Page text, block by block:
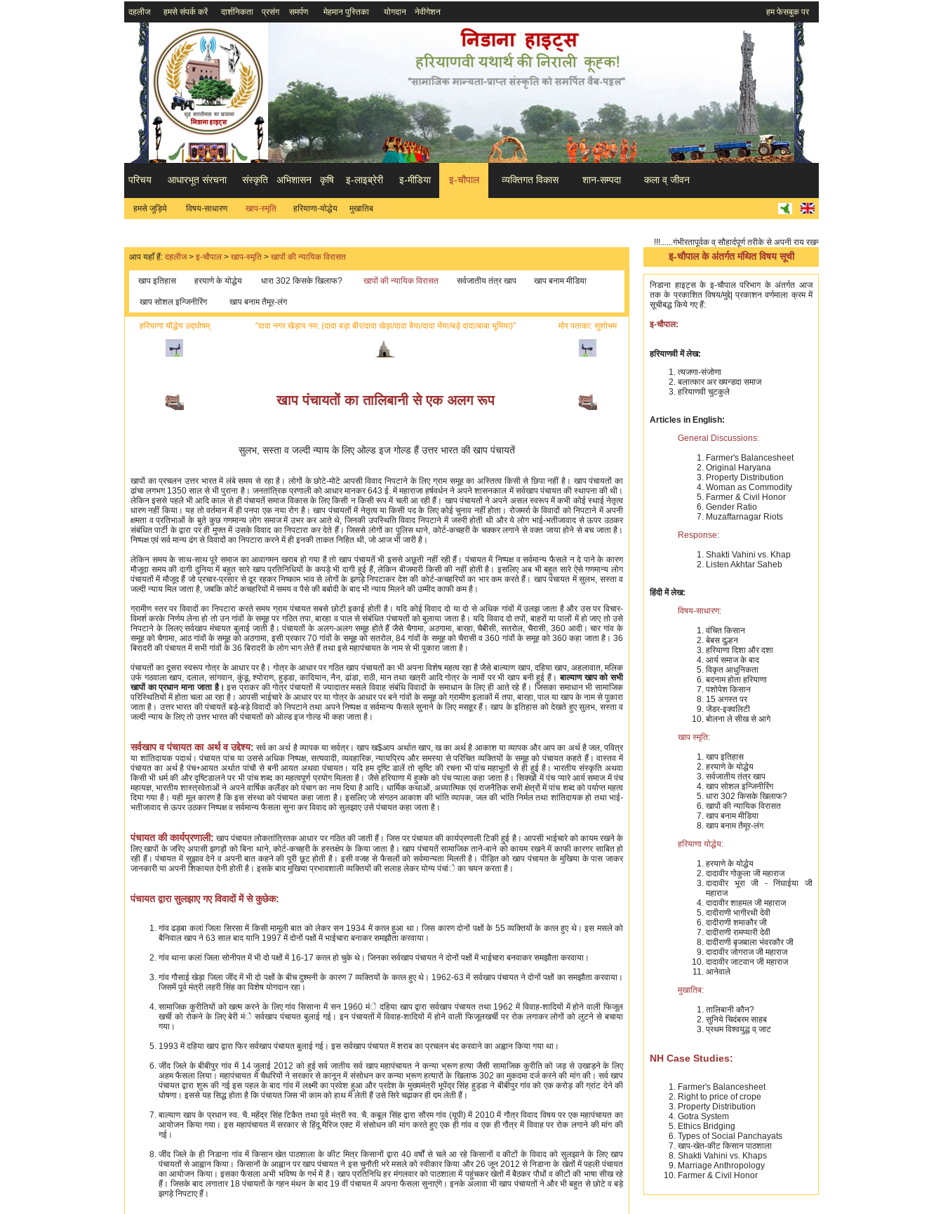
दहलीज हमसे संपर्क करें दार्शनिकता प्रसंग समर्पण मेहमान पुस्तिका योगदान नेवीगेशन हम फेसबुक पर
परिचय आधारभूत संरचना संस्कृति अभिशासन कृषि इ-लाइब्रेरी इ-मीडिया इ-चौपाल व्यक्तिगत विकास शान-सम्पदा कला व् जीवन
हमसे जुड़िये विषय-साधारण खाप-स्मृति हरियाणा-योद्धेय मुखातिब
!!!......गंभीरतापूर्वक व् सौहार्दपूर्ण तरीके से अपनी राय रखना - बनाना, दूसरों की राय सुनना - बनने देना,
आप यहाँ हैं: दहलीज > इ-चौपाल > खाप-स्मृति > खापों की न्यायिक विरासत
खाप इतिहास हरयाणे के योद्धेय धारा 302 किसके खिलाफ? खापों की न्यायिक विरासत सर्वजातीय तंत्र खाप खाप बनाम मीडिया
खाप सोशल इन्जिनीरिंग खाप बनाम तैमूर-लंग
हरियाणा यौद्धेय उद्घोषम् "दादा नगर खेड़ाय नम: (दादा बड़ा बीर/दादा खेड़ा/दादा बैया/दादा भैया/बड़े दादा/बाबा भूमिया)" मोर पताका: सुशोभम
खाप पंचायतों का तालिबानी से एक अलग रूप
सुलभ, सस्ता व जल्दी न्याय के लिए ओल्ड इज गोल्ड हैं उत्तर भारत की खाप पंचायतें
खापों का प्रचलन उत्तर भारत में लंबे समय से रहा है। लोगों के छोटे-मोटे आपसी विवाद निपटाने के लिए ग्राम समूह का अस्तित्व किसी से छिपा नहीं है। खाप पंचायतों का
ढांचा लगभग 1350 साल से भी पुराना है। जनतांत्रिक प्रणाली को आधार मानकर 643 ई. में महाराजा हर्षवर्धन ने अपने शासनकाल में सर्वखाप पंचायत की स्थापना की थी।
लेकिन इससे पहले भी आदि काल से ही पंचायतें समाज विकास के लिए किसी न किसी रूप में चली आ रही हैं। खाप पंचायतों ने अपने असल स्वरूप में कभी कोई स्थाई नेतृत्व
धारण नहीं किया। यह तो वर्तमान में ही पनपा एक नया रोग है। खाप पंचायतों में नेतृत्व या किसी पद के लिए कोई चुनाव नहीं होता। रोजमर्रा के विवादों को निपटाने में अपनी
क्षमता व प्रतिभाओं के बुते कुछ गणमान्य लोग समाज में उभर कर आते थे, जिनकी उपस्थिति विवाद निपटाने में जरुरी होती थी और ये लोग भाई-भतीजावाद से ऊपर उठकर
संबंधित पार्टी के द्वारा पर ही मुफ्त में उसके विवाद का निपटारा कर देते हैं। जिससे लोगों का पुलिस थाने, कोर्ट-कचहरी के चक्कर लगाने से वक्त जाया होने से बच जाता है।
निष्पक्ष एवं सर्व मान्य ढंग से विवादों का निपटारा करने में ही इनकी ताकत निहित थी, जो आज भी जारी है।
लेकिन समय के साथ-साथ पूरे समाज का आवागमन खराब हो गया है तो खाप पंचायतें भी इससे अछूती नहीं रही हैं। पंचायत में निष्पक्ष व सर्वमान्य फैसले न दे पाने के कारण
मौजूदा समय की दागी दुनिया में बहुत सारे खाप प्रतिनिधियों के कपड़े भी दागी हुई हैं, लेकिन बीजमारी किसी की नहीं होती है। इसलिए अब भी बहुत सारे ऐसे गणमान्य लोग
पंचायतों में मौजूद हैं जो प्रचार-प्रसार से दूर रहकर निष्काम भाव से लोगों के झगड़े निपटाकर देश की कोर्ट-कचहरियों का भार कम करते हैं। खाप पंचायत में सुलभ, सस्ता व
जल्दी न्याय मिल जाता है, जबकि कोर्ट कचहरियों में समय व पैसे की बर्बादी के बाद भी न्याय मिलने की उम्मीद काफी कम है।
ग्रामीण स्तर पर विवादों का निपटारा करते समय ग्राम पंचायत सबसे छोटी इकाई होती है। यदि कोई विवाद दो या दो से अधिक गांवों में उलझ जाता है और उस पर विचार-
विमर्श करके निर्णय लेना हो तो उन गांवों के समूह पर गठित तपा, बारहा व पाल से संबंधित पंचायतों को बुलाया जाता है। यदि विवाद दो तपों, बाहरों या पालों में हो जाए तो उसे
निपटाने के लिलए सर्वखाप मंचायत बुलाई जाती है। पंचायतों के अलग-अलग समूह होते हैं जैसे चैगामा, अठगामा, बारहा, चैबीसी, सतरोल, चैरासी, 360 आदी। चार गांव के
समूह को चैगामा, आठ गांवों के समूह को अठगामा, इसी प्रकार 70 गांवों के समूह को सतरोल, 84 गांवों के समूह को चैरासी व 360 गांवों के समूह को 360 कहा जाता है। 36
बिरादरी की पंचायत में सभी गांवों के 36 बिरादरी के लोग भाग लेते हैं तथा इसे महापंचायत के नाम से भी पुकारा जाता है।
पंचायतों का दूसरा स्वरूप गोत्र के आधार पर है। गोत्र के आधार पर गठित खाप पंचायतों का भी अपना विशेष महत्व रहा है जैसे बाल्याण खाप, दहिया खाप, अहलावात, मलिक
उर्फ गठवाला खाप, दलाल, सांगवान, कुंडू, श्योराण, हुड्डा, कादियान, नैन, ढांडा, राठी, मान तथा खत्री आदि गोत्र के नामों पर भी खाप बनी हुई हैं।बाल्याण खाप को सभी
खापों का प्रधान माना जाता है।इस प्राकर की गोत्र पंचायतों में ज्यादातर मसले विवाह संबंधि विवादों के समाधान के लिए ही आते रहे हैं। जिसका समाधान भी सामाजिक
परिस्थितियों में होता चला आ रहा है। आपसी भाईचारे के आधार पर या गोत्र के आधार पर बने गांवों के समूह को ग्रामीण इलाकों में तपा, बारहा, पाल या खाप के नाम से पुकारा
जाता है। उत्तर भारत की पंचायतें बड़े-बड़े विवादों को निपटाने तथा अपने निष्पक्ष व सर्वमान्य फैसले सुनाने के लिए मसहूर हैं। खाप के इतिहास को देखते हुए सुलभ, सस्ता व
जल्दी न्याय के लिए तो उत्तर भारत की पंचायतों को ओल्ड इज गोल्ड भी कहा जाता है।
सर्वखाप व पंचायत का अर्थ व उद्देश्य: सर्व का अर्थ है व्यापक या सर्वत्र। खाप ख$आप अर्थात खाप, ख का अर्थ है आकाश या व्यापक और आप का अर्थ है जल, पवित्र
या शांतिदायक पदार्थ। पंचायत पांच या उससे अधिक निष्पक्ष, सत्यवादी, व्यवहारिक, न्यायप्रिय और समस्या से परिचित व्यक्तियों के समूह को पंचायत कहते हैं। वास्तव में
पंचायत का अर्थ है पंच+आयत अर्थात पांचों से बनी आयत अथवा पंचायत। यदि हम दृष्टि डालें तो सृष्टि की रचना भी पांच महाभूतों से ही हुई है। भारतीय संस्कृति अथवा
किसी भी धर्म की और दृष्टिडालने पर भी पांच शब्द का महत्वपूर्ण प्रयोग मिलता है। जैसे हरियाणा में हुक्के को पंच प्याला कहा जाता है। सिक्खों में पंच प्यारे आर्य समाज में पंच
महायज्ञ, भारतीय शास्त्रवेताओं ने अपने वार्षिक कलैंडर को पंचाग का नाम दिया है आदि। धार्मिक कथाओं, अध्यात्मिक एवं राजनैतिक सभी क्षेत्रों में पांच शब्द को पर्याप्त महत्व
दिया गया है। यही मूल कारण है कि इस संस्था को पंचायत कहा जाता है। इसलिए जो संगठन आकाश की भांति व्यापक, जल की भांति निर्मल तथा शांतिदायक हो तथा भाई-
भतीजावाद से ऊपर उठकर निष्पक्ष व सर्वमान्य फैसला सुना कर विवाद को सुलझाए उसे पंचायत कहा जाता है।
पंचायत की कार्यप्रणाली: खाप पंचायत लोकतांत्रितक आधार पर गठित की जाती हैं। जिस पर पंचायत की कार्यप्रणाली टिकी हुई है। आपसी भाईचारे को कायम रखने के
लिए खापों के जरिए अपासी झगड़ों को बिना थाने, कोर्ट-कचहरी के हस्तक्षेप के किया जाता है। खाप पंचायतें सामाजिक ताने-बाने को कायम रखने में काफी कारगर साबित हो
रही हैं। पंचायत में सुझाव देने व अपनी बात कहने की पूरी छूट होती है। इसी वजह से फैसलों को सर्वमान्यता मिलती है। पीड़ित को खाप पंचायत के मुखिया के पास जाकर
जानकारी या अपनी शिकायत देनी होती है। इसके बाद मुखिया प्रभावशाली व्यक्तियों की सलाह लेकर योग्य पंचांे का चयन करता है।
पंचायत द्वारा सुलझाए गए विवादों में से कुछेक:
गांव ढड़बा कलां जिला सिरसा में किसी मामूली बात को लेकर सन 1934 में कत्ल हुआ था। जिस कारण दोनों पक्षों के 55 व्यक्तियों के कत्ल हुए थे। इस मसले को
बैनिवाल खाप ने 63 साल बाद यानि 1997 में दोनों पक्षों में भाईचारा बनाकर समझौता करवाया।
गांव थाना कलां जिला सोनीपत में भी दो पक्षों में 16-17 कत्ल हो चुके थे। जिनका सर्वखाप पंचायत ने दोनों पक्षों में भाईचारा बनवाकर समझौता करवाया।
गांव गौसाई खेड़ा जिला जींद में भी दो पक्षों के बीच दुश्मनी के कारण 7 व्यक्तियों के कत्ल हुए थे। 1962-63 में सर्वखाप पंचायत ने दोनों पक्षों का समझौता करवाया।
जिसमें पूर्व मंत्री लहरी सिंह का विशेष योगदान रहा।
सामाजिक कुरीतियों को खत्म करने के लिए गांव सिसाना में सन 1960 मंे दहिया खाप द्वारा सर्वखाप पंचायत तथा 1962 में विवाह-शादियों में होने वाली फिजूल
खर्ची को रोकने के लिए बेरी मंे सर्वखाप पंचायत बुलाई गई। इन पंचायतों में विवाह-शादियों में होने वाली फिजूलखर्ची पर रोक लगाकर लोगों को लुटने से बचाया
गया।
1993 में दहिया खाप द्वारा फिर सर्वखाप पंचायत बुलाई गई। इस सर्वखाप पंचायत में शराब का प्रचलन बंद करवाने का अह्वान किया गया था।
जींद जिले के बीबीपुर गांव में 14 जुलाई 2012 को हुई सर्व जातीय सर्व खाप महापंचायत ने कन्या भ्रूण हत्या जैसी सामाजिक कुरीति को जड़ से उखाड़ने के लिए
अहम फैसला लिया। महापंचायत में चैधरियों ने सरकार से कानून में संसोधन कर कन्या भ्रूण हत्यारों के खिलाफ 302 का मुकदमा दर्ज करने की मांग की। सर्व खाप
पंचायत द्वारा शुरू की गई इस पहल के बाद गांव में लक्ष्मी का प्रवेश हुआ और प्रदेश के मुख्यमंत्री भूपेंद्र सिंह हुड्डा ने बीबीपुर गांव को एक करोड़ की ग्रांट देने की
घोषणा। इससे यह सिद्ध होता है कि पंचायत जिस भी काम को हाथ में लेती हैं उसे सिरे चढ़ाकर ही दम लेती हैं।
बाल्याण खाप के प्रधान स्व. चै. महेंद्र सिंह टिकैत तथा पूर्व मंत्री स्व. चै. कबूल सिंह द्वारा सौरम गांव (यूपी) में 2010 में गौत्र विवाद विषय पर एक महापंचायत का
आयोजन किया गया। इस महापंचायत में सरकार से हिंदू मैरिज एक्ट में संसोधन की मांग करते हुए एक ही गांव व एक ही गौत्र में विवाह पर रोक लगाने की मांग की
गई।
जींद जिले के ही निडाना गांव में किसान खेत पाठशाला के कीट मित्र किसानों द्वारा 40 वर्षों से चले आ रहे किसानों व कीटों के विवाद को सुलझाने के लिए खाप
पंचायतों से आह्वान किया। किसानों के आह्वान पर खाप पंचायत ने इस चुनौती भरे मसले को स्वीकार किया और 26 जून 2012 से निडाना के खेतों में पहली पंचायत
का आयोजन किया। इसका फैसला अभी भविष्य के गर्भ में है। खाप प्रतिनिधि हर मंगलवार को पाठशाला में पहुंचकर खेतों में बैठकर पौधों व कीटों की भाषा सीख रहे
हैं। जिसके बाद लगातार 18 पंचायतों के गहन मंथन के बाद 19 वीं पंचायत में अपना फैसला सुनाएंगे। इनके अलावा भी खाप पंचायतों ने और भी बहुत से छोटे व बड़े
झगड़े निपटाए हैं।
इ-चौपाल के अंतर्गत मंथित विषय सूची
निडाना हाइट्स के इ-चौपाल परिभाग के अंतर्गत आज
तक के प्रकाशित विषय/मुद्दे| प्रकाशन वर्णमाला क्रम में
सूचीबद्ध किये गए हैं:
इ-चौपाल:
हरियाणवी में लेख:
त्यजणा-संजोणा
बलात्कार अर ख्यन्डदा समाज
हरियाणवी चुटकुले
Articles in English:
General Discussions:
Farmer's Balancesheet
Original Haryana
Property Distribution
Woman as Commodity
Farmer & Civil Honor
Gender Ratio
Muzaffarnagar Riots
Response:
Shakti Vahini vs. Khap
Listen Akhtar Saheb
हिंदी में लेख:
विषय-साधारण:
वंचित किसान
बेबस दुल्हन
हरियाणा दिशा और दशा
आर्य समाज के बाद
विकृत आधुनिकता
बदनाम होता हरियाणा
पशोपेश किसान
15 अगस्त पर
जेंडर-इक्वलिटी
बोलना ले सीख से आगे
खाप स्मृति:
खाप इतिहास
हरयाणे के योद्धेय
सर्वजातीय तंत्र खाप
खाप सोशल इन्जिनीरिंग
धारा 302 किसके खिलाफ?
खापों की न्यायिक विरासत
खाप बनाम मीडिया
खाप बनाम तैमूर-लंग
हरियाणा योद्धेय:
हरयाणे के योद्धेय
दादावीर गोकुला जी महाराज
दादावीर भूरा जी - निंघाईया जी
महाराज
दादावीर शाहमल जी महाराज
दादीराणी भागीरथी देवी
दादीराणी शमाकौर जी
दादीराणी रामप्यारी देवी
दादीराणी बृजबाला भंवरकौर जी
दादावीर जोगराज जी महाराज
दादावीर जाटवान जी महाराज
आनेवाले
मुखातिब:
तालिबानी कौन?
सुनिये चिदंबरम साहब
प्रथम विश्वयुद्ध व् जाट
NH Case Studies:
Farmer's Balancesheet
Right to price of crope
Property Distribution
Gotra System
Ethics Bridging
Types of Social Panchayats
खाप-खेत-कीट किसान पाठशाला
Shakti Vahini vs. Khaps
Marriage Anthropology
Farmer & Civil Honor